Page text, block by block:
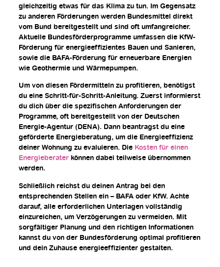
gleichzeitig etwas für das Klima zu tun. Im Gegensatz
zu anderen Förderungen werden Bundesmittel direkt
vom Bund bereitgestellt und sind oft umfangreicher.
Aktuelle Bundesförderprogramme umfassen die KfW-
Förderung für energieeffizientes Bauen und Sanieren,
sowie die BAFA-Förderung für erneuerbare Energien
wie Geothermie und Wärmepumpen.
Um von diesen Fördermitteln zu profitieren, benötigst
du eine Schritt-für-Schritt-Anleitung. Zuerst informierst
du dich über die spezifischen Anforderungen der
Programme, oft bereitgestellt von der Deutschen
Energie-Agentur (DENA). Dann beantragst du eine
geförderte Energieberatung, um die Energieeffizienz
deiner Wohnung zu evaluieren. Die Kosten für einen
Energieberater können dabei teilweise übernommen
werden.
Schließlich reichst du deinen Antrag bei den
entsprechenden Stellen ein – BAFA oder KfW. Achte
darauf, alle erforderlichen Unterlagen vollständig
einzureichen, um Verzögerungen zu vermeiden. Mit
sorgfältiger Planung und den richtigen Informationen
kannst du von der Bundesförderung optimal profitieren
und dein Zuhause energieeffizienter gestalten.